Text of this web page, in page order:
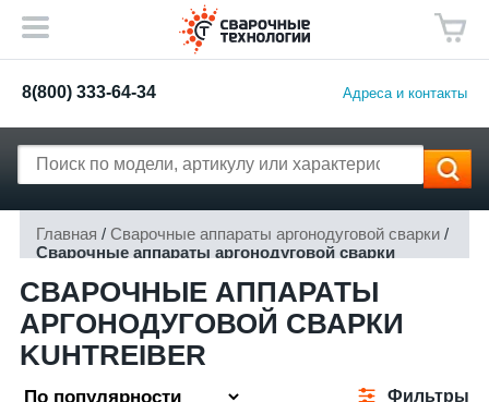
8(800) 333-64-34 Адреса и контакты
Главная / Сварочные аппараты аргонодуговой сварки /
Сварочные аппараты аргонодуговой сварки
СВАРОЧНЫЕ АППАРАТЫ
АРГОНОДУГОВОЙ СВАРКИ
KUHTREIBER
Фильтры